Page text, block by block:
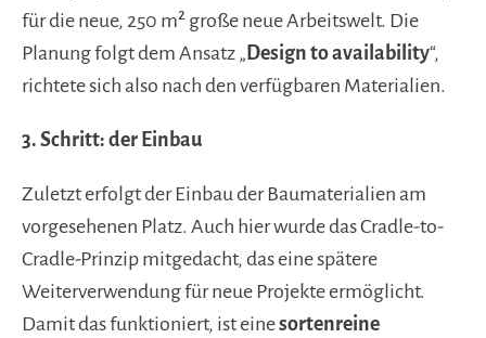
für die neue, 250 m² große neue Arbeitswelt. Die
Planung folgt dem Ansatz „Design to availability“,
richtete sich also nach den verfügbaren Materialien.
3. Schritt: der Einbau
Zuletzt erfolgt der Einbau der Baumaterialien am
vorgesehenen Platz. Auch hier wurde das Cradle-to-
Cradle-Prinzip mitgedacht, das eine spätere
Weiterverwendung für neue Projekte ermöglicht.
Damit das funktioniert, ist einesortenreine